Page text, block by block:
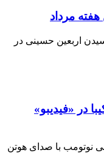
اربعین حسینی در
در «فیدیبو»
نوتومب با صدای هوتن